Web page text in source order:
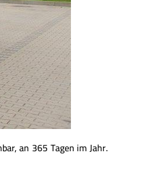
an 365 Tagen im Jahr.